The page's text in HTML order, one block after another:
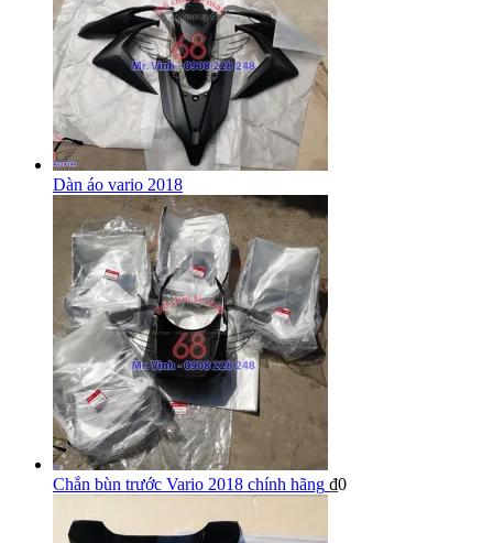
Dàn áo vario 2018
Chắn bùn trước Vario 2018 chính hãng ₫0